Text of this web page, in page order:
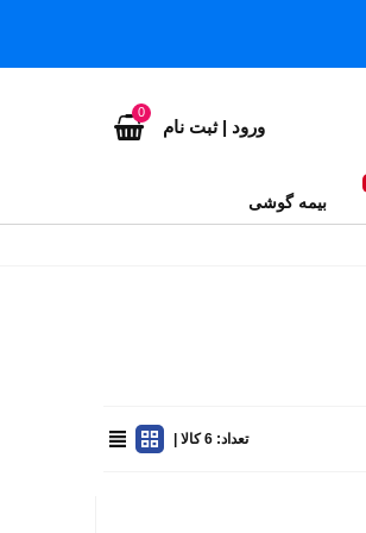
ورود | ثبت نام
0
بیمه گوشی
تعداد: 6 کالا |